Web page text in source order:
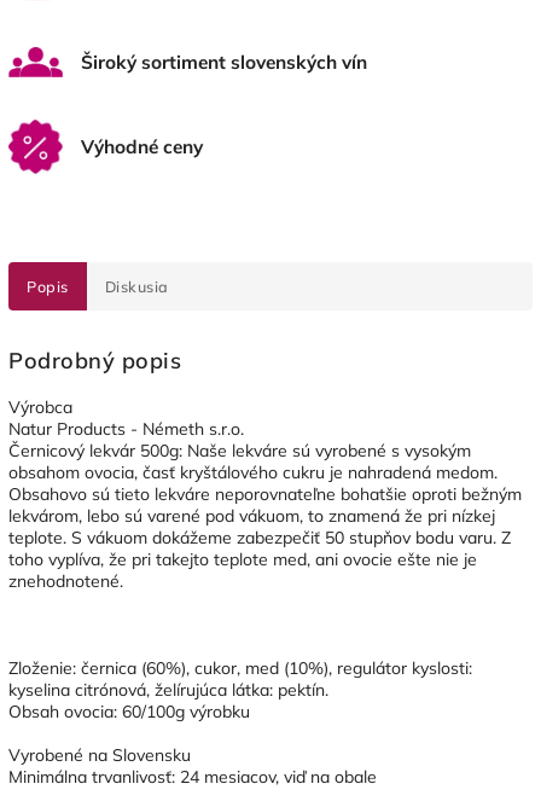
Široký sortiment slovenských vín
Výhodné ceny
Popis Diskusia
Podrobný popis
Výrobca
Natur Products - Németh s.r.o.
Černicový lekvár 500g: Naše lekváre sú vyrobené s vysokým
obsahom ovocia, časť kryštálového cukru je nahradená medom.
Obsahovo sú tieto lekváre neporovnateľne bohatšie oproti bežným
lekvárom, lebo sú varené pod vákuom, to znamená že pri nízkej
teplote. S vákuom dokážeme zabezpečiť 50 stupňov bodu varu. Z
toho vyplíva, že pri takejto teplote med, ani ovocie ešte nie je
znehodnotené.
Zloženie: černica (60%), cukor, med (10%), regulátor kyslosti:
kyselina citrónová, želírujúca látka: pektín.
Obsah ovocia: 60/100g výrobku
Vyrobené na Slovensku
Minimálna trvanlivosť: 24 mesiacov, viď na obale